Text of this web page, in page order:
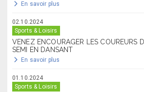
En savoir plus
02.10.2024
Sports & Loisirs
VENEZ ENCOURAGER LES COUREURS
SEMI EN DANSANT
En savoir plus
01.10.2024
Sports & Loisirs